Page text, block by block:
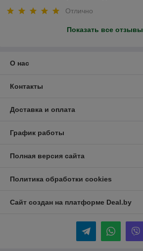
Отлично
Показать все отзывы
О нас
Контакты
Доставка и оплата
График работы
Полная версия сайта
Политика обработки cookies
Сайт создан на платформе Deal.by